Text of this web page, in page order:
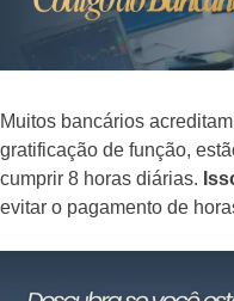
Muitos bancários
gratificação de função,
cumprir 8 horas diárias.
evitar o pagamento de